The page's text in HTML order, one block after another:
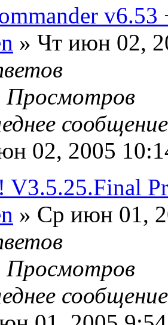
» Чт июн 02,
Просмотров
02, 2005
V3.5.25.Final
» Ср июн 01,
Просмотров